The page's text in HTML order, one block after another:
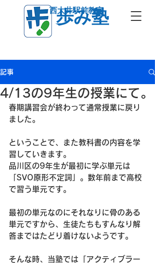
歩み塾
西大井駅前教室
記事
4/13の9年生の授業にて。
春期講習会が終わって通常授業に戻り
ました。
ということで、また教科書の内容を学
習していきます。
品川区の9年生が最初に学ぶ単元は
「SVO原形不定詞」。数年前まで高校
で習う単元です。
最初の単元なのにそれなりに骨のある
単元ですから、生徒たちもすんなり解
答まではたどり着けないようです。
そんな時、当塾では「アクティブラー